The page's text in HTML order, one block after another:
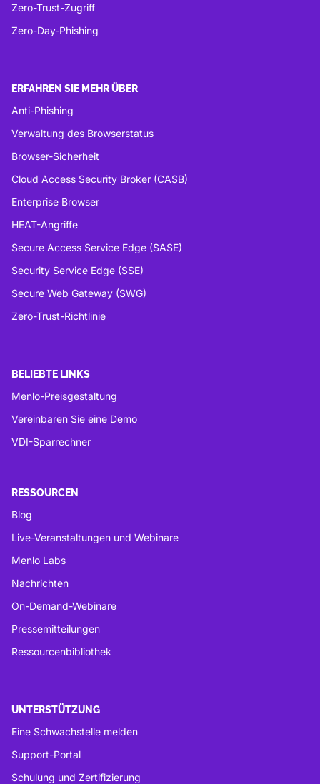
Zero-Trust-Zugriff
Zero-Day-Phishing
ERFAHREN SIE MEHR ÜBER
Anti-Phishing
Verwaltung des Browserstatus
Browser-Sicherheit
Cloud Access Security Broker (CASB)
Enterprise Browser
HEAT-Angriffe
Secure Access Service Edge (SASE)
Security Service Edge (SSE)
Secure Web Gateway (SWG)
Zero-Trust-Richtlinie
BELIEBTE LINKS
Menlo-Preisgestaltung
Vereinbaren Sie eine Demo
VDI-Sparrechner
RESSOURCEN
Blog
Live-Veranstaltungen und Webinare
Menlo Labs
Nachrichten
On-Demand-Webinare
Pressemitteilungen
Ressourcenbibliothek
UNTERSTÜTZUNG
Eine Schwachstelle melden
Support-Portal
Schulung und Zertifizierung